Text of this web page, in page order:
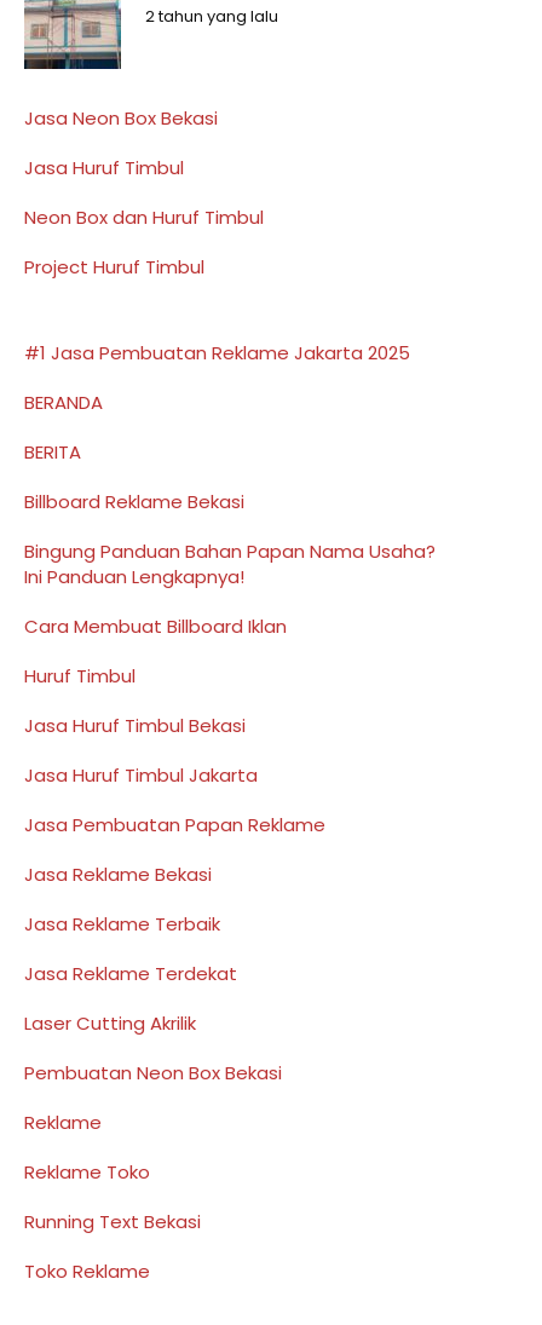
2 tahun yang lalu
Jasa Neon Box Bekasi
Jasa Huruf Timbul
Neon Box dan Huruf Timbul
Project Huruf Timbul
#1 Jasa Pembuatan Reklame Jakarta 2025
BERANDA
BERITA
Billboard Reklame Bekasi
Bingung Panduan Bahan Papan Nama Usaha?
Ini Panduan Lengkapnya!
Cara Membuat Billboard Iklan
Huruf Timbul
Jasa Huruf Timbul Bekasi
Jasa Huruf Timbul Jakarta
Jasa Pembuatan Papan Reklame
Jasa Reklame Bekasi
Jasa Reklame Terbaik
Jasa Reklame Terdekat
Laser Cutting Akrilik
Pembuatan Neon Box Bekasi
Reklame
Reklame Toko
Running Text Bekasi
Toko Reklame